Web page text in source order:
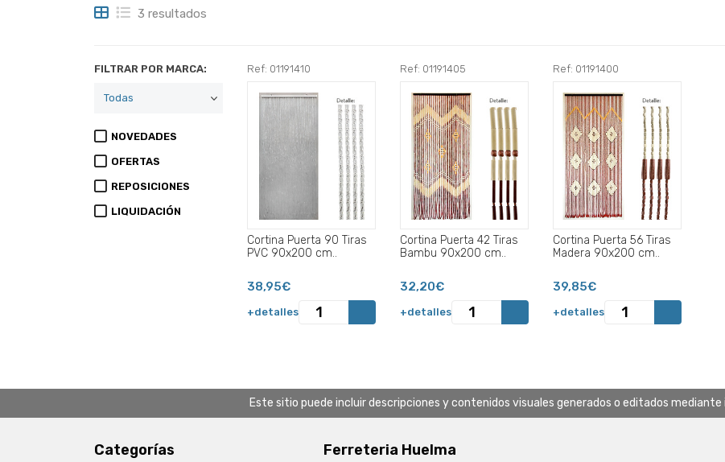
3 resultados
FILTRAR POR MARCA:
NOVEDADES
OFERTAS
REPOSICIONES
LIQUIDACIÓN
Ref: 01191410
Cortina Puerta 90 Tiras
PVC 90x200 cm..
38,95€
+detalles
Ref: 01191405
Cortina Puerta 42 Tiras
Bambu 90x200 cm..
32,20€
+detalles
Ref: 01191400
Cortina Puerta 56 Tiras
Madera 90x200 cm..
39,85€
+detalles
Este sitio puede incluir descripciones y contenidos visuales generados o editados
Categorías Ferreteria Huelma